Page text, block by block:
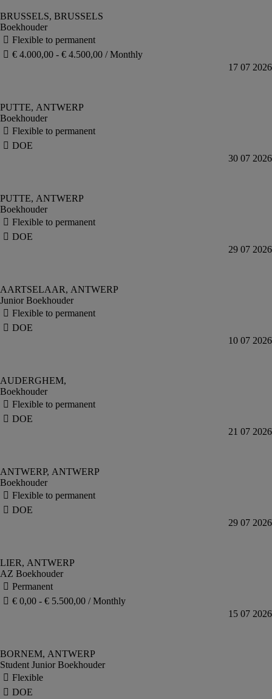
Boekhouder
Boekhouder
Boekhouder
Junior Boekhouder
Boekhouder
Boekhouder
AZ Boekhouder
Student Junior Boekhouder